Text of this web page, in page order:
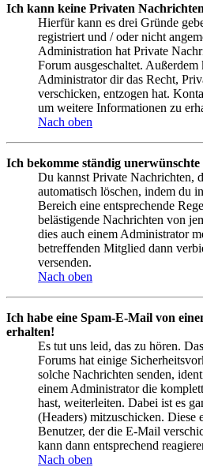
Ich kann keine Privaten
Hierfür kann es drei Gründe
registriert und / oder nicht
Administration hat Private
Forum ausgeschaltet. Außerdem
Administrator dir das Recht,
verschicken, entzogen hat.
um weitere Informationen zu
Nach oben
Ich bekomme ständig
Du kannst Private Nachrichten,
automatisch löschen, indem du
Bereich eine entsprechende
belästigende Nachrichten von
dies auch einem Administrator
betreffenden Mitglied dann
versenden.
Nach oben
Ich habe eine Spam-E-Mail von
erhalten!
Es tut uns leid, das zu hören.
Forums hat einige
solche Nachrichten senden,
einem Administrator die
hast, weiterleiten. Dabei ist es
(Headers) mitzuschicken. Diese
Benutzer, der die E-Mail
kann dann entsprechend
Nach oben